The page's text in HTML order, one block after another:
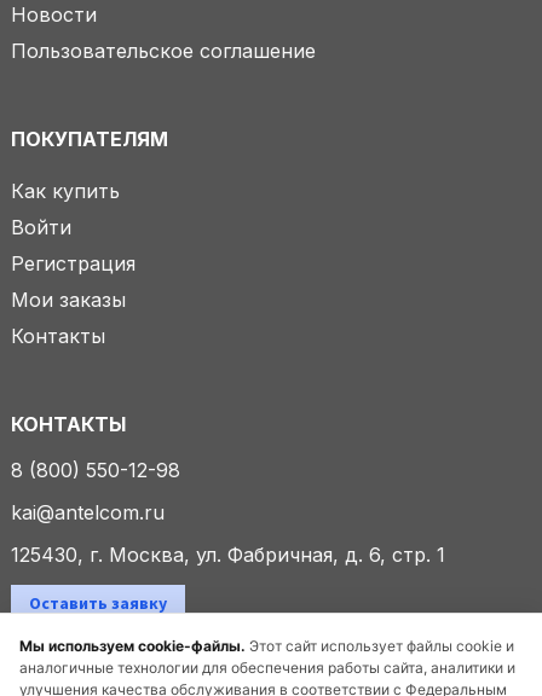
Мы используем cookie-файлы. Этот сайт использует файлы cookie и
аналогичные технологии для обеспечения работы сайта, аналитики и
улучшения качества обслуживания в соответствии с Федеральным
Новости
Пользовательское соглашение
ПОКУПАТЕЛЯМ
Как купить
Войти
Регистрация
Мои заказы
Контакты
КОНТАКТЫ
8 (800) 550-12-98
kai@antelcom.ru
125430, г. Москва, ул. Фабричная, д. 6, стр. 1
Оставить заявку